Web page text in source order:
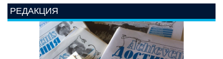
РЕДАКЦИЯ